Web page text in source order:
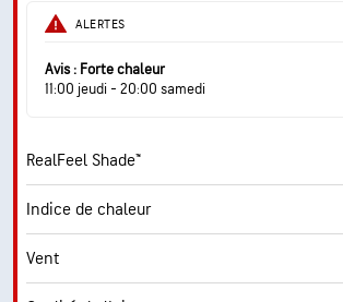
Humidité
Point de rosée
Couverture nuageuse
Visibilité
Plafond nuageux
ALERTES
Avis : Forte chaleur
11:00 jeudi - 20:00 samedi
RealFeel Shade™
Indice de chaleur
Vent